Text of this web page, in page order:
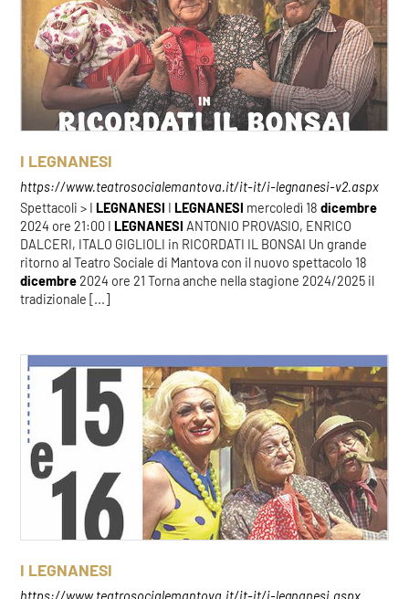
I LEGNANESI
https://www.teatrosocialemantova.it/it-it/i-legnanesi-v2.aspx
Spettacoli > ILEGNANESI ILEGNANESI mercoledì 18dicembre
2024 ore 21:00 ILEGNANESI ANTONIO PROVASIO, ENRICO
DALCERI, ITALO GIGLIOLI in RICORDATI IL BONSAI Un grande
ritorno al Teatro Sociale di Mantova con il nuovo spettacolo 18
dicembre2024 ore 21 Torna anche nella stagione 2024/2025 il
tradizionale [...]
I LEGNANESI
https://www.teatrosocialemantova.it/it-it/i-legnanesi.aspx